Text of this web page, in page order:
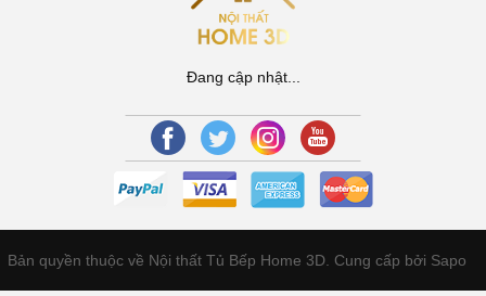
Đang cập nhật...
Bản quyền thuộc về Nội thất Tủ Bếp Home 3D. Cung cấp bởi Sapo